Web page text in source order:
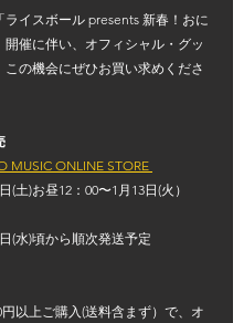
ライスボール presents 新春！おに
開催に伴い、オフィシャル・グッ
この機会にぜひお買い求めくださ
MUSIC ONLINE STORE
(土)お昼12：00〜1月13日(火）
(水)頃から順次発送予定
円以上ご購入(送料含まず）で、オ